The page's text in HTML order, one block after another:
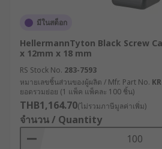
มีในสต็อก
HellermannTyton Black Screw
x 12mm x 18 mm
RS Stock No. 283-7593
หมายเลขชิ้นส่วนของผู้ผลิต / Mfr. Part No.
ยอดรวมย่อย (1 แพ็ค แพ็คละ 100 ชิ้น)
THB1,164.70(ไม่รวมภาษีมูลค่าเพิ่ม)
จำนวน / Quantity